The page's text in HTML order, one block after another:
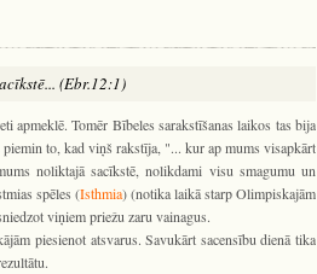
(Ebr.12:1)
apmeklē. Tomēr Bībeles sarakstīšanas laikos tas bija
to, kad viņš rakstīja, "... kur ap mums visapkārt
noliktajā sacīkstē, nolikdami visu smagumu un
spēles (Isthmia) (notika laikā starp Olimpiskajām
viņiem priežu zaru vainagus.
piesienot atsvarus. Savukārt sacensību dienā tika